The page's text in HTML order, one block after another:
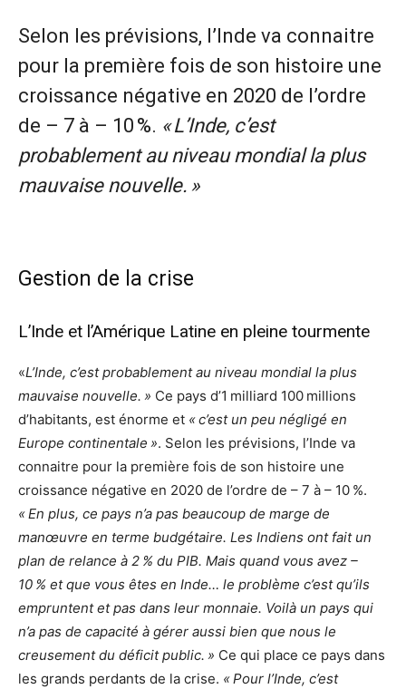
Selon les prévisions, l’Inde va connaitre
pour la première fois de son histoire une
croissance négative en 2020 de l’ordre
de – 7 à – 10 %. « L’Inde, c’est
probablement au niveau mondial la plus
mauvaise nouvelle. »
Gestion de la crise
L’Inde et l’Amérique Latine en pleine tourmente
«L’Inde, c’est probablement au niveau mondial la plus
mauvaise nouvelle. » Ce pays d’1 milliard 100 millions
d’habitants, est énorme et « c’est un peu négligé en
Europe continentale ». Selon les prévisions, l’Inde va
connaitre pour la première fois de son histoire une
croissance négative en 2020 de l’ordre de – 7 à – 10 %.
« En plus, ce pays n’a pas beaucoup de marge de
manœuvre en terme budgétaire. Les Indiens ont fait un
plan de relance à 2 % du PIB. Mais quand vous avez –
10 % et que vous êtes en Inde… le problème c’est qu’ils
empruntent et pas dans leur monnaie. Voilà un pays qui
n’a pas de capacité à gérer aussi bien que nous le
creusement du déficit public. » Ce qui place ce pays dans
les grands perdants de la crise. « Pour l’Inde, c’est